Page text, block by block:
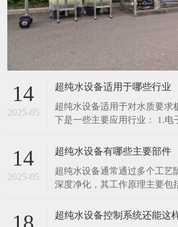
14
2025-05
超纯水设备适用于哪些行业
超纯水设备适用于对水质要求
下是一些主要应用行业： 1.电
于清洗硅片、光刻、蚀刻等工
制造中，需要使用超纯水将硅
洗干净，以确保芯片的性能和
极其微量的杂质，都可能导致
14
2025-05
超纯水设备有哪些主要部件
超纯水设备通常通过多个工艺
深度净化，其工作原理主要包
等设备，通过不同粒径的石英
超纯水设备控制系统还能这